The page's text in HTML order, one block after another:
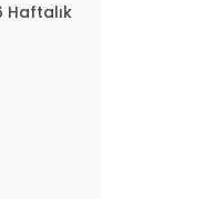
Haftalık